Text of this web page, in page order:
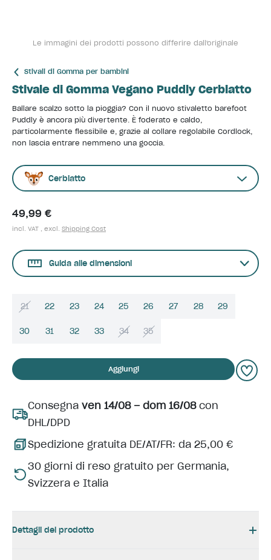
Le immagini dei prodotti possono differire dall'originale
Stivali di Gomma per bambini
Stivale di Gomma Vegano Puddly Cerbiatto
Ballare scalzo sotto la pioggia? Con il nuovo stivaletto barefoot
Puddly è ancora più divertente. È foderato e caldo,
particolarmente flessibile e, grazie al collare regolabile Cordlock,
non lascia entrare nemmeno una goccia.
Cerbiatto
49,99 €
incl. VAT , excl. Shipping Cost
Guida alle dimensioni
21 22 23 24 25 26 27 28 29
30 31 32 33 34 35
Aggiungi
Consegna ven 14/08 – dom 16/08con
DHL/DPD
Spedizione gratuita DE/AT/FR: da 25,00 €
30 giorni di reso gratuito per Germania,
Svizzera e Italia
Dettagli del prodotto